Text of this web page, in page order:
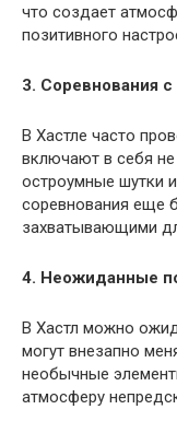
что создает
позитивного
3. Соревнования
В Хастле часто
включают в себя
остроумные шутки
соревнования еще
захватывающими
4. Неожиданные
В Хастл можно
могут внезапно
необычные
атмосферу